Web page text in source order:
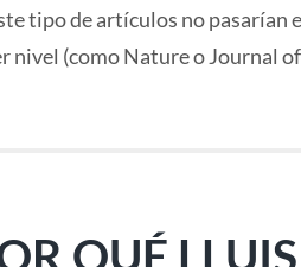
tipo de artículos no pasarían
nivel (como Nature o Journal
QUÉ